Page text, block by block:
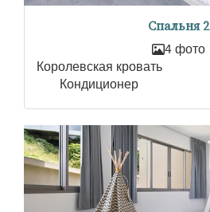
Спальня 2
4 фото
Королевская кровать
Кондиционер